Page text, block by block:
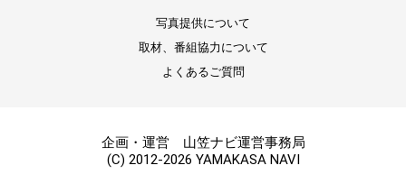
写真提供について
取材、番組協力について
よくあるご質問
企画・運営 山笠ナビ運営事務局
(C) 2012-2026 YAMAKASA NAVI